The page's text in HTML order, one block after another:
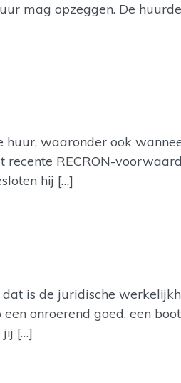
mag opzeggen. De
waaronder ook
recente RECRON-
hij […]
is de juridische
onroerend goed, een
jij […]